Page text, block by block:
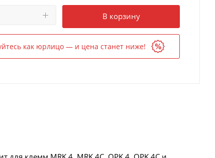
В корзину
как юрлицо — и цена станет ниже!